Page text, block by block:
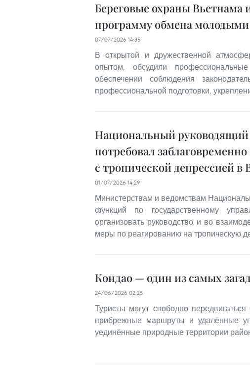
Береговые охраны
программу обмена
07/07/2026 14:35
В открытой и дружественной
опытом, обсудили
обеспечении соблюдения
профессиональной подготовки,
Национальный
потребовал
с тропической депрессией в
01/07/2026 14:29
Министерствам и ведомствам
функций по государственному
организовать руководство и во
меры по реагированию на тропическую
Кондао — один из самых
24/06/2026 02:25
Туристы могут свободно
прибрежные маршруты и удалённые
уединённые природные территории